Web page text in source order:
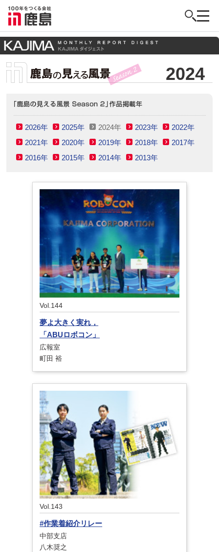
2024
2026年 2025年 2024年 2023年
2022年
2021年
2020年 2019年 2018年
2017年
2016年
2015年 2014年 2013年
Vol.144
夢よ大きく実れ，
「ABUロボコン」
広報室
町田 裕
Vol.143
#作業着紹介リレー
中部支店
八木奨之